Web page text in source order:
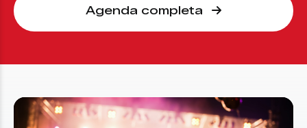
Agenda completa